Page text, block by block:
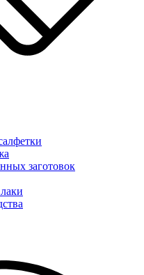
заготовок